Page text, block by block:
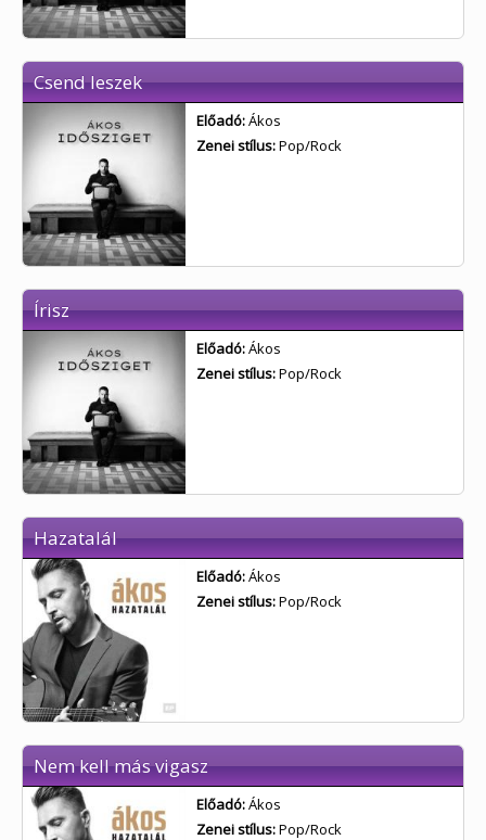
Csend leszek
Előadó:Ákos
Zenei stílus:Pop/Rock
Írisz
Előadó:Ákos
Zenei stílus:Pop/Rock
Hazatalál
Előadó:Ákos
Zenei stílus:Pop/Rock
Nem kell más vigasz
Előadó:Ákos
Zenei stílus:Pop/Rock